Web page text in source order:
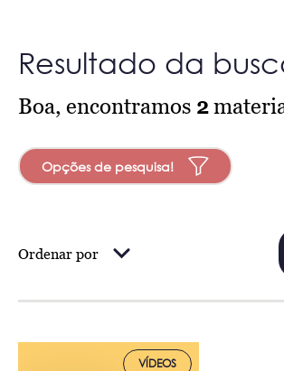
Resultado da
Boa, encontramos 2
Opções de pesquisa!
Ordenar por
VÍDEOS